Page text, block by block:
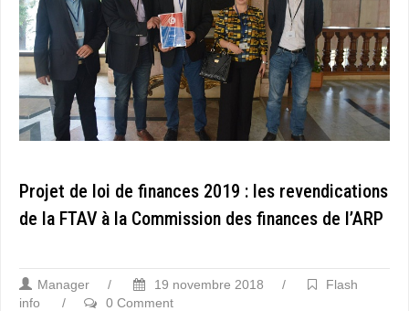
Projet de loi de finances 2019 : les revendications
de la FTAV à la Commission des finances de l’ARP
Manager / 19 novembre 2018 /
Flash
info
/ 0 Comment